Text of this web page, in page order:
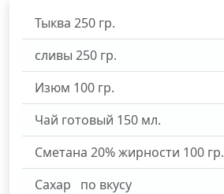
Тыква 250 гр.
сливы 250 гр.
Изюм 100 гр.
Чай готовый 150 мл.
Сметана 20% жирности 100 гр.
Сахар
по вкусу